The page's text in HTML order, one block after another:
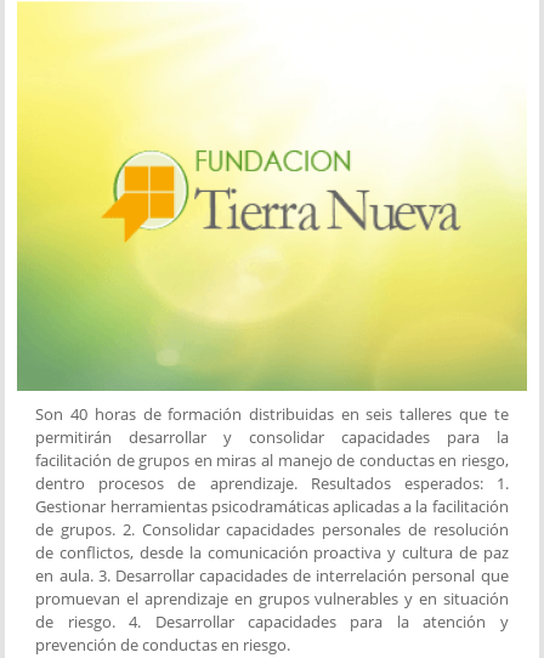
Son 40 horas de formación distribuidas en seis talleres que te
permitirán desarrollar y consolidar capacidades para la
facilitación de grupos en miras al manejo de conductas en riesgo,
dentro procesos de aprendizaje. Resultados esperados: 1.
Gestionar herramientas psicodramáticas aplicadas a la facilitación
de grupos. 2. Consolidar capacidades personales de resolución
de conflictos, desde la comunicación proactiva y cultura de paz
en aula. 3. Desarrollar capacidades de interrelación personal que
promuevan el aprendizaje en grupos vulnerables y en situación
de riesgo. 4. Desarrollar capacidades para la atención y
prevención de conductas en riesgo.